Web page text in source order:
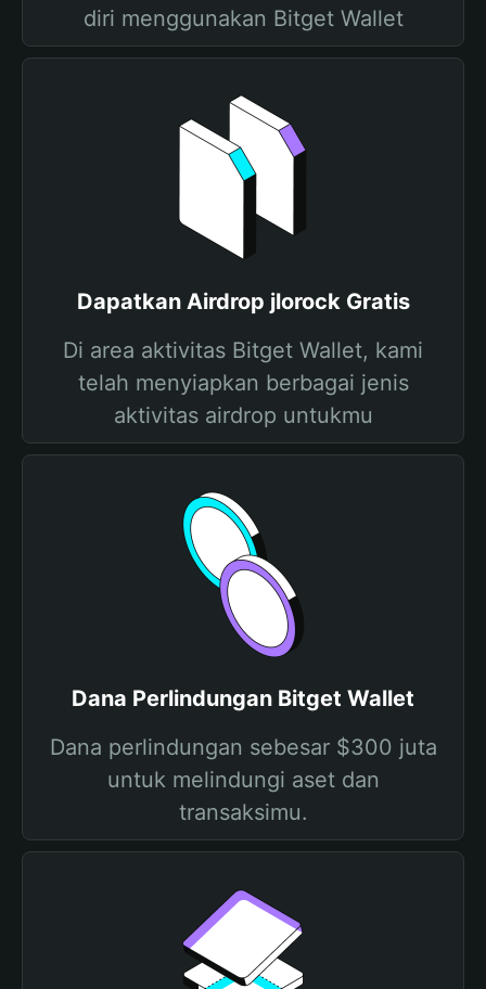
diri menggunakan Bitget Wallet
Dapatkan Airdrop jlorock Gratis
Di area aktivitas Bitget Wallet, kami
telah menyiapkan berbagai jenis
aktivitas airdrop untukmu
Dana Perlindungan Bitget Wallet
Dana perlindungan sebesar $300 juta
untuk melindungi aset dan
transaksimu.